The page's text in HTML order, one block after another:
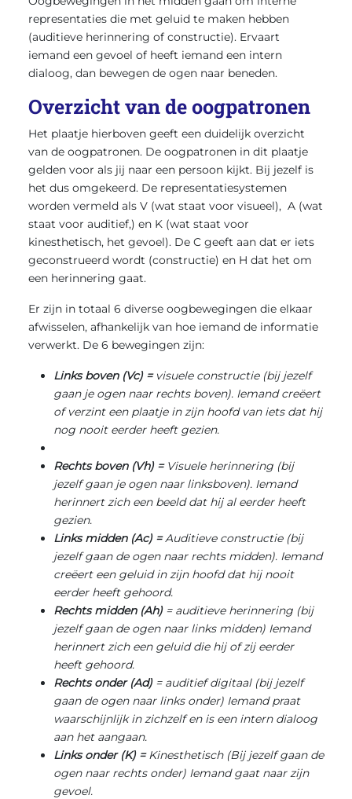
representaties die met geluid te maken hebben
(auditieve herinnering of constructie). Ervaart
iemand een gevoel of heeft iemand een intern
dialoog, dan bewegen de ogen naar beneden.
Overzicht van de oogpatronen
Het plaatje hierboven geeft een duidelijk overzicht
van de oogpatronen. De oogpatronen in dit plaatje
gelden voor als jij naar een persoon kijkt. Bij jezelf is
het dus omgekeerd. De representatiesystemen
worden vermeld als V (wat staat voor visueel), A (wat
staat voor auditief,) en K (wat staat voor
kinesthetisch, het gevoel). De C geeft aan dat er iets
geconstrueerd wordt (constructie) en H dat het om
een herinnering gaat.
Er zijn in totaal 6 diverse oogbewegingen die elkaar
afwisselen, afhankelijk van hoe iemand de informatie
verwerkt. De 6 bewegingen zijn:
Links boven (Vc) = visuele constructie (bij jezelf
gaan je ogen naar rechts boven). Iemand creëert
of verzint een plaatje in zijn hoofd van iets dat hij
nog nooit eerder heeft gezien.
Rechts boven (Vh) =Visuele herinnering (bij
jezelf gaan je ogen naar linksboven). Iemand
herinnert zich een beeld dat hij al eerder heeft
gezien.
Links midden (Ac) =Auditieve constructie (bij
jezelf gaan de ogen naar rechts midden). Iemand
creëert een geluid in zijn hoofd dat hij nooit
eerder heeft gehoord.
Rechts midden (Ah) = auditieve herinnering (bij
jezelf gaan de ogen naar links midden) Iemand
herinnert zich een geluid die hij of zij eerder
heeft gehoord.
Rechts onder (Ad) = auditief digitaal (bij jezelf
gaan de ogen naar links onder) Iemand praat
waarschijnlijk in zichzelf en is een intern dialoog
aan het aangaan.
Links onder (K) =Kinesthetisch (Bij jezelf gaan de
ogen naar rechts onder) Iemand gaat naar zijn
gevoel.